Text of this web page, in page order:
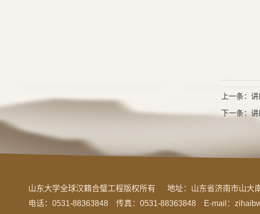
上一条：
下一条：
山东大学全球汉籍合璧工程版权所有 地址： 山东省济南市山大
电话：0531-88363848 传真：0531-88363848 E-mail：